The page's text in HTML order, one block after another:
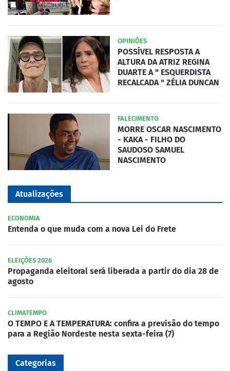
OPINIÕES
POSSÍVEL RESPOSTA A
ALTURA DA ATRIZ REGINA
DUARTE A " ESQUERDISTA
RECALCADA " ZÉLIA DUNCAN
FALECIMENTO
MORRE OSCAR NASCIMENTO
- KAKA - FILHO DO
SAUDOSO SAMUEL
NASCIMENTO
Atualizações
ECONOMIA
Entenda o que muda com a nova Lei do Frete
ELEIÇÕES 2026
Propaganda eleitoral será liberada a partir do dia 28 de
agosto
CLIMATEMPO
O TEMPO E A TEMPERATURA: confira a previsão do tempo
para a Região Nordeste nesta sexta-feira (7)
Categorias